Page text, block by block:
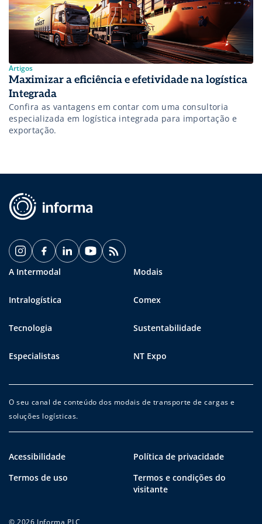
melhores soluções em qualquer desafio logístico que a sua
empresa possa encontrar.
Artigos
Maximizar a eficiência e efetividade na logística
Integrada
Confira as vantagens em contar com uma consultoria
especializada em logística integrada para importação e
exportação.
A Intermodal Modais
Intralogística Comex
Tecnologia Sustentabilidade
Especialistas NT Expo
O seu canal de conteúdo dos modais de transporte de cargas e
soluções logísticas.
Acessibilidade
Política de privacidade
Termos de uso
Termos e condições do
visitante